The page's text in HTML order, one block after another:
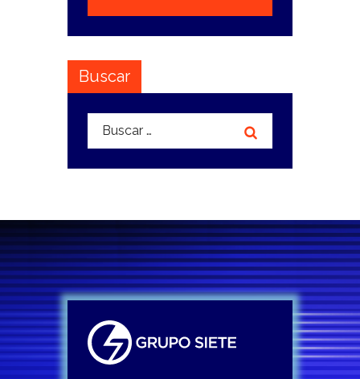
Buscar
Buscar: